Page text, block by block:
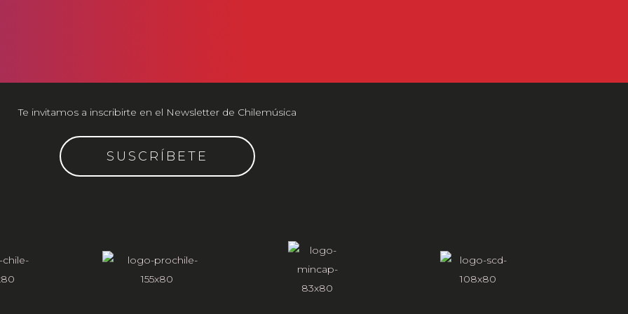
Te invitamos a inscribirte en el Newsletter de Chilemúsica
SUSCRÍBETE